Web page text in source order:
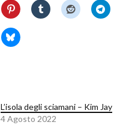
L’isola degli sciamani – Kim Jay
4 Agosto 2022